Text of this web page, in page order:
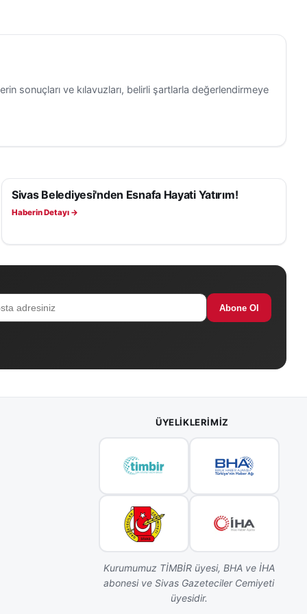
sonuçları ve kılavuzları, belirli şartlarla değerlendirmeye
SAĞLIK
Sivas Belediyesi'nden Esnafa Hayati Yatırım!
Haberin Detayı →
Abone Ol
ÜYELIKLERIMIZ
Kurumumuz TİMBİR üyesi, BHA ve İHA
abonesi ve Sivas Gazeteciler Cemiyeti
üyesidir.